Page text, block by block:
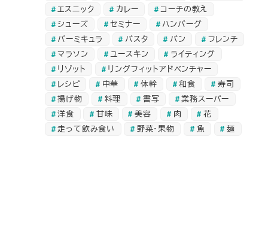
エスニック
カレー
コーチの教え
シューズ
セミナー
ハンバーグ
バーミキュラ
パスタ パン
フレンチ
マラソン
ユースキン
ライティング
リゾット
リングフィットアドベンチャー
レシピ
中華 体幹 和食
寿司
揚げ物
料理 書写
業務スーパー
洋食
甘味 美容 肉
花
走って飲み食い
野菜・果物 魚 麺